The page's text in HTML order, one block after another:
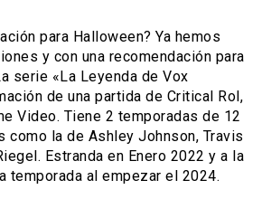
para Halloween? Ya hemos
y con una recomendación para
serie «La Leyenda de Vox
de una partida de Critical Rol,
Video. Tiene 2 temporadas de 12
como la de Ashley Johnson, Travis
Estranda en Enero 2022 y a la
temporada al empezar el 2024.